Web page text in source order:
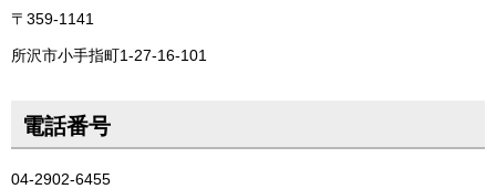
〒359-1141
所沢市小手指町1-27-16-101
電話番号
04-2902-6455